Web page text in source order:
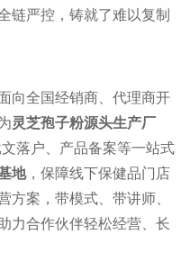
链严控，铸就了难以复制
向全国经销商、代理商开
灵芝孢子粉源头生产厂
落户、产品备案等一站式
地，保障线下保健品门店
方案，带模式、带讲师、
力合作伙伴轻松经营、长